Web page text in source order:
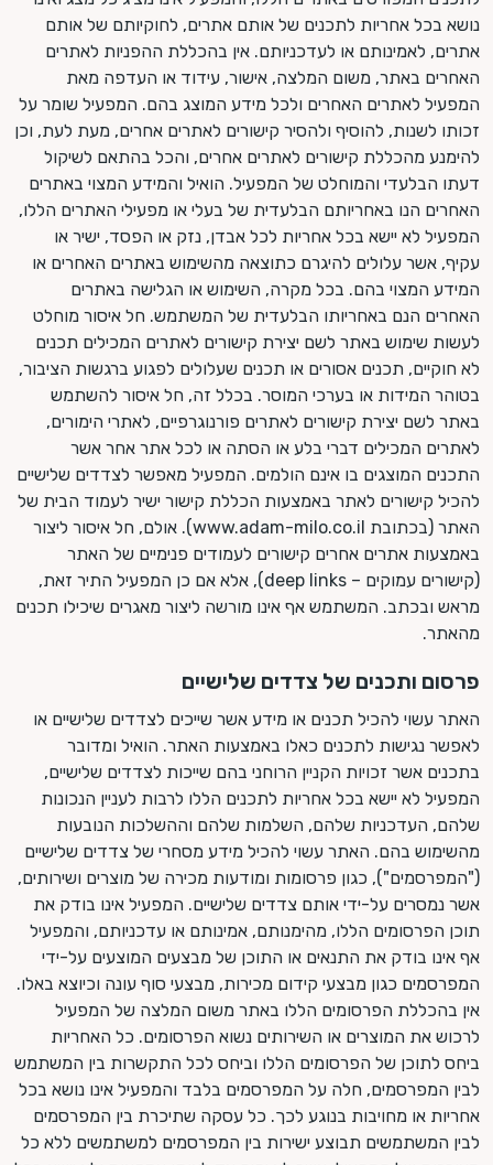
נושא בכל אחריות לתכנים של אותם אתרים, לחוקיותם של אותם
אתרים, לאמינותם או לעדכניותם. אין בהכללת ההפניות לאתרים
האחרים באתר, משום המלצה, אישור, עידוד או העדפה מאת
המפעיל לאתרים האחרים ולכל מידע המוצג בהם. המפעיל שומר על
זכותו לשנות, להוסיף ולהסיר קישורים לאתרים אחרים, מעת לעת, וכן
להימנע מהכללת קישורים לאתרים אחרים, והכל בהתאם לשיקול
דעתו הבלעדי והמוחלט של המפעיל. הואיל והמידע המצוי באתרים
האחרים הנו באחריותם הבלעדית של בעלי או מפעילי האתרים הללו,
המפעיל לא יישא בכל אחריות לכל אבדן, נזק או הפסד, ישיר או
עקיף, אשר עלולים להיגרם כתוצאה מהשימוש באתרים האחרים או
המידע המצוי בהם. בכל מקרה, השימוש או הגלישה באתרים
האחרים הנם באחריותו הבלעדית של המשתמש. חל איסור מוחלט
לעשות שימוש באתר לשם יצירת קישורים לאתרים המכילים תכנים
לא חוקיים, תכנים אסורים או תכנים שעלולים לפגוע ברגשות הציבור,
בטוהר המידות או בערכי המוסר. בכלל זה, חל איסור להשתמש
באתר לשם יצירת קישורים לאתרים פורנוגרפיים, לאתרי הימורים,
לאתרים המכילים דברי בלע או הסתה או לכל אתר אחר אשר
התכנים המוצגים בו אינם הולמים. המפעיל מאפשר לצדדים שלישיים
להכיל קישורים לאתר באמצעות הכללת קישור ישיר לעמוד הבית של
האתר (בכתובת www.adam-milo.co.il). אולם, חל איסור ליצור
באמצעות אתרים אחרים קישורים לעמודים פנימיים של האתר
(קישורים עמוקים – deep links), אלא אם כן המפעיל התיר זאת,
מראש ובכתב. המשתמש אף אינו מורשה ליצור מאגרים שיכילו תכנים
מהאתר.
פרסום ותכנים של צדדים שלישיים
האתר עשוי להכיל תכנים או מידע אשר שייכים לצדדים שלישיים או
לאפשר נגישות לתכנים כאלו באמצעות האתר. הואיל ומדובר
בתכנים אשר זכויות הקניין הרוחני בהם שייכות לצדדים שלישיים,
המפעיל לא יישא בכל אחריות לתכנים הללו לרבות לעניין הנכונות
שלהם, העדכניות שלהם, השלמות שלהם וההשלכות הנובעות
מהשימוש בהם. האתר עשוי להכיל מידע מסחרי של צדדים שלישיים
("המפרסמים"), כגון פרסומות ומודעות מכירה של מוצרים ושירותים,
אשר נמסרים על-ידי אותם צדדים שלישיים. המפעיל אינו בודק את
תוכן הפרסומים הללו, מהימנותם, אמינותם או עדכניותם, והמפעיל
אף אינו בודק את התנאים או התוכן של מבצעים המוצעים על-ידי
המפרסמים כגון מבצעי קידום מכירות, מבצעי סוף עונה וכיוצא באלו.
אין בהכללת הפרסומים הללו באתר משום המלצה של המפעיל
לרכוש את המוצרים או השירותים נשוא הפרסומים. כל האחריות
ביחס לתוכן של הפרסומים הללו וביחס לכל התקשרות בין המשתמש
לבין המפרסמים, חלה על המפרסמים בלבד והמפעיל אינו נושא בכל
אחריות או מחויבות בנוגע לכך. כל עסקה שתיכרת בין המפרסמים
לבין המשתמשים תבוצע ישירות בין המפרסמים למשתמשים ללא כל